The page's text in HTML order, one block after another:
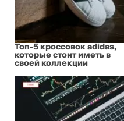
Топ-5 кроссовок adidas,
которые стоит иметь в
своей коллекции